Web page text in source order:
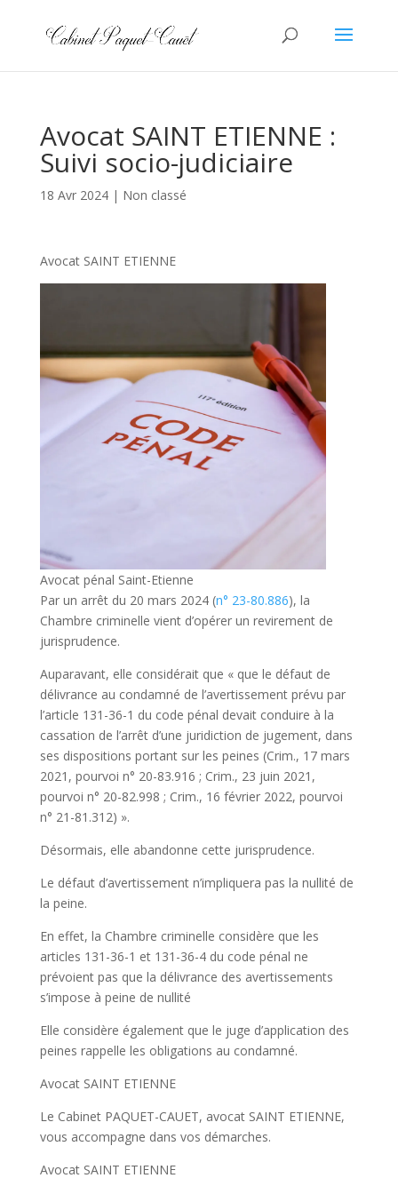
Avocat SAINT ETIENNE :
Suivi socio-judiciaire
18 Avr 2024| Non classé
Avocat SAINT ETIENNE
Avocat pénal Saint-Etienne
Par un arrêt du 20 mars 2024 (n° 23-80.886), la
Chambre criminelle vient d’opérer un revirement de
jurisprudence.
Auparavant, elle considérait que « que le défaut de
délivrance au condamné de l’avertissement prévu par
l’article 131-36-1 du code pénal devait conduire à la
cassation de l’arrêt d’une juridiction de jugement, dans
ses dispositions portant sur les peines (Crim., 17 mars
2021, pourvoi n° 20-83.916 ; Crim., 23 juin 2021,
pourvoi n° 20-82.998 ; Crim., 16 février 2022, pourvoi
n° 21-81.312) ».
Désormais, elle abandonne cette jurisprudence.
Le défaut d’avertissement n’impliquera pas la nullité de
la peine.
En effet, la Chambre criminelle considère que les
articles 131-36-1 et 131-36-4 du code pénal ne
prévoient pas que la délivrance des avertissements
s’impose à peine de nullité
Elle considère également que le juge d’application des
peines rappelle les obligations au condamné.
Avocat SAINT ETIENNE
Le Cabinet PAQUET-CAUET, avocat SAINT ETIENNE,
vous accompagne dans vos démarches.
Avocat SAINT ETIENNE